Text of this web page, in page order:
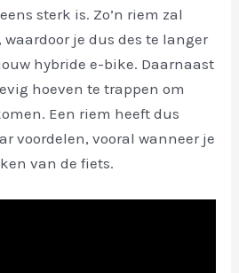
sterk is. Zo’n riem zal
je dus des te langer
hybride e-bike. Daarnaast
hoeven te trappen om
Een riem heeft dus
voordelen, vooral wanneer je
van de fiets.